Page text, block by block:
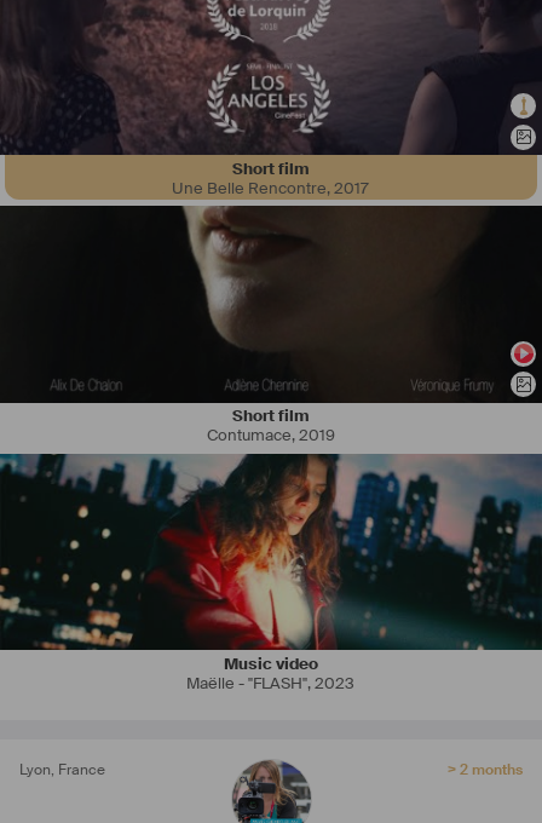
Short film
Une Belle Rencontre,2017
Short film
Contumace,2019
Music video
Maëlle - "FLASH",2023
Lyon, France > 2 months
Anaïs s’est formée en audiovisuel (BTS audiovisuel, en montage et
ENSAV, Ecole Nationale Supérieure d’Audiovisuel de Toulouse, en
réalisation). Depuis, elle partage cette passion du cinéma et de la
création à travers des ateliers ludiques d’éducation à l’image.
Auteure et réalisatrice sur les routes du monde, elle trouve son
inspiration à travers les personnes qu’elle rencontre, les voyages,
les sujets de société et les tabous de notre monde. Caméra en main,
elle capture ces instants en image animée ou arrêtée.
En itinérance (avec Elliott, le camion cinéma), disponible partout en
France et ailleurs.
#réalisatrice#intervenantecinéma#nomade